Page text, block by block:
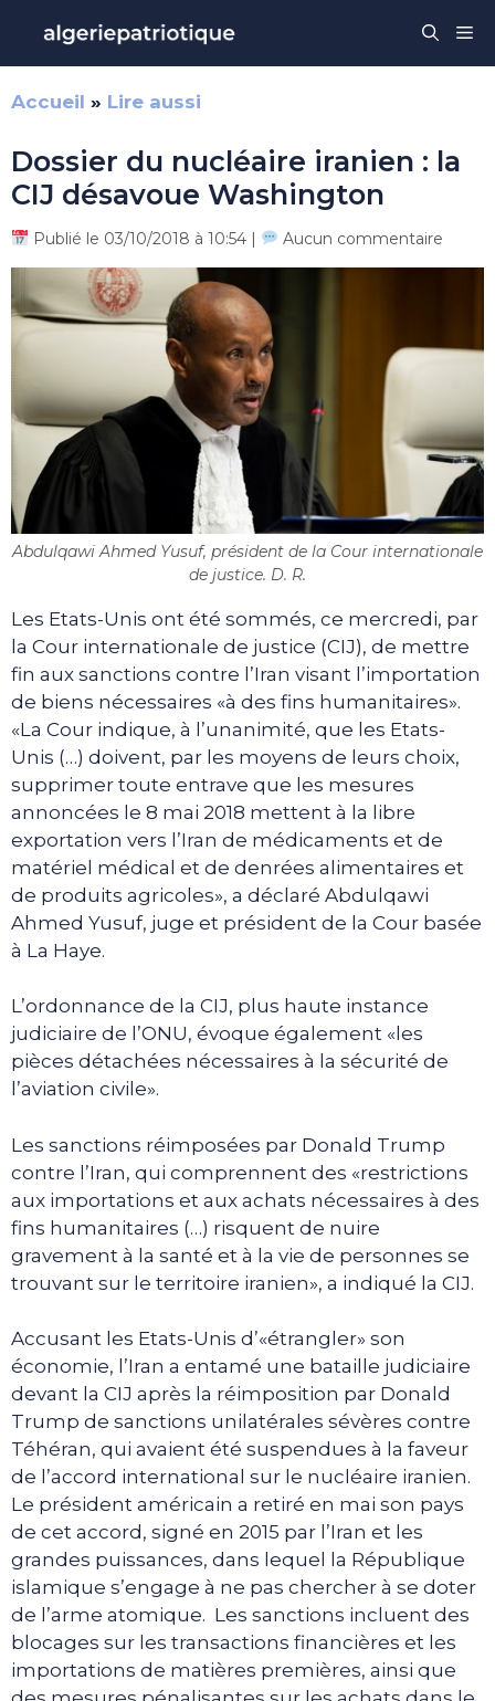
contenu
Accueil » Lire aussi
Dossier du nucléaire iranien : la
CIJ désavoue Washington
Publié le 03/10/2018 à 10:54 | Aucun commentaire
Abdulqawi Ahmed Yusuf, président de la Cour internationale
de justice. D. R.
Les Etats-Unis ont été sommés, ce mercredi, par
la Cour internationale de justice (CIJ), de mettre
fin aux sanctions contre l’Iran visant l’importation
de biens nécessaires «à des fins humanitaires».
«La Cour indique, à l’unanimité, que les Etats-
Unis (…) doivent, par les moyens de leurs choix,
supprimer toute entrave que les mesures
annoncées le 8 mai 2018 mettent à la libre
exportation vers l’Iran de médicaments et de
matériel médical et de denrées alimentaires et
de produits agricoles», a déclaré Abdulqawi
Ahmed Yusuf, juge et président de la Cour basée
à La Haye.
L’ordonnance de la CIJ, plus haute instance
judiciaire de l’ONU, évoque également «les
pièces détachées nécessaires à la sécurité de
l’aviation civile».
Les sanctions réimposées par Donald Trump
contre l’Iran, qui comprennent des «restrictions
aux importations et aux achats nécessaires à des
fins humanitaires (…) risquent de nuire
gravement à la santé et à la vie de personnes se
trouvant sur le territoire iranien», a indiqué la CIJ.
Accusant les Etats-Unis d’«étrangler» son
économie, l’Iran a entamé une bataille judiciaire
devant la CIJ après la réimposition par Donald
Trump de sanctions unilatérales sévères contre
Téhéran, qui avaient été suspendues à la faveur
de l’accord international sur le nucléaire iranien.
Le président américain a retiré en mai son pays
de cet accord, signé en 2015 par l’Iran et les
grandes puissances, dans lequel la République
islamique s’engage à ne pas chercher à se doter
de l’arme atomique. Les sanctions incluent des
blocages sur les transactions financières et les
importations de matières premières, ainsi que